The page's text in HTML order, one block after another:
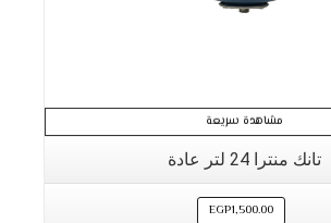
مشاهدة سريعة
تانك منترا 24 لتر عادة
EGP1,500.00